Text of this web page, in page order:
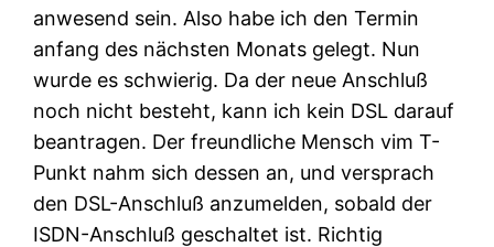
anwesend sein. Also habe ich den Termin
anfang des nächsten Monats gelegt. Nun
wurde es schwierig. Da der neue Anschluß
noch nicht besteht, kann ich kein DSL darauf
beantragen. Der freundliche Mensch vim T-
Punkt nahm sich dessen an, und versprach
den DSL-Anschluß anzumelden, sobald der
ISDN-Anschluß geschaltet ist. Richtig